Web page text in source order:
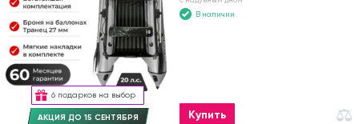
6 подарков на выбор
АКЦИЯ ДО 15 СЕНТЯБРЯ
В наличии
Купить